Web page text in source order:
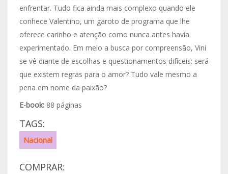
enfrentar. Tudo fica ainda mais complexo quando ele
conhece Valentino, um garoto de programa que lhe
oferece carinho e atenção como nunca antes havia
experimentado. Em meio a busca por compreensão, Vini
se vê diante de escolhas e questionamentos difíceis: será
que existem regras para o amor? Tudo vale mesmo a
pena em nome da paixão?
E-book:88 páginas
TAGS:
Nacional
COMPRAR: